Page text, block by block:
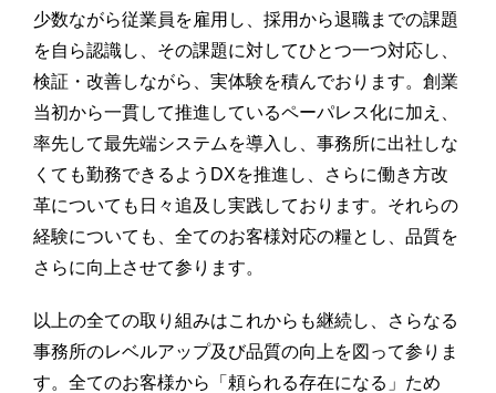
少数ながら従業員を雇用し、採用から退職までの課題
を自ら認識し、その課題に対してひとつ一つ対応し、
検証・改善しながら、実体験を積んでおります。創業
当初から一貫して推進しているペーパレス化に加え、
率先して最先端システムを導入し、事務所に出社しな
くても勤務できるようDXを推進し、さらに働き方改
革についても日々追及し実践しております。それらの
経験についても、全てのお客様対応の糧とし、品質を
さらに向上させて参ります。
以上の全ての取り組みはこれからも継続し、さらなる
事務所のレベルアップ及び品質の向上を図って参りま
す。全てのお客様から「頼られる存在になる」ため